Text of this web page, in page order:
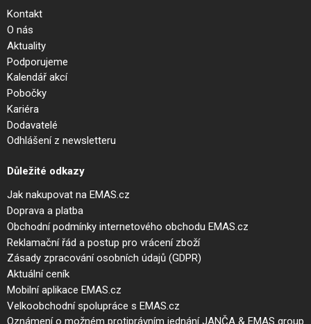
Kontakt
O nás
Aktuality
Podporujeme
Kalendář akcí
Pobočky
Kariéra
Dodavatelé
Odhlášení z newsletteru
Důležité odkazy
Jak nakupovat na EMAS.cz
Doprava a platba
Obchodní podmínky internetového obchodu EMAS.cz
Reklamační řád a postup pro vrácení zboží
Zásady zpracování osobních údajů (GDPR)
Aktuální ceník
Mobilní aplikace EMAS.cz
Velkoobchodní spolupráce s EMAS.cz